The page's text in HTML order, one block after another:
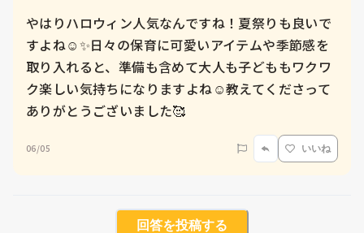
やはりハロウィン人気なんですね！夏祭りも良いで
すよね☺️✨日々の保育に可愛いアイテムや季節感を
取り入れると、準備も含めて大人も子どももワクワ
ク楽しい気持ちになりますよね☺️教えてくださって
ありがとうございました🥰
06/05 いいね
回答を投稿する